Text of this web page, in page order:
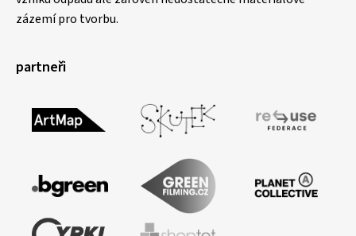
zázemí pro tvorbu.
partneři